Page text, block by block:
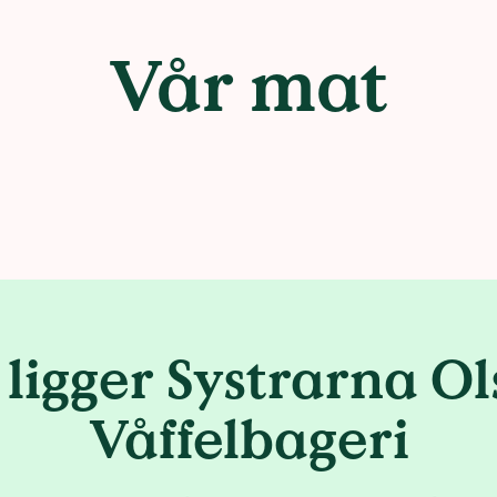
Vår mat
Systrarna
Våffelbageri